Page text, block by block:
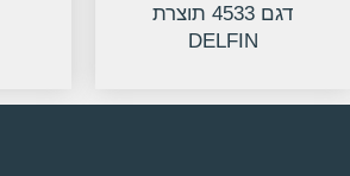
דגם 4533 תוצרת
DELFIN